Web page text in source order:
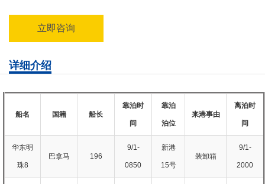
立即咨询
详细介绍
船名 国籍 船长
靠泊时
间
靠泊
泊位
来港事由
离泊时
间
华东明
珠8
巴拿马 196
9/1-
0850
新港
15号
装卸箱
9/1-
2000